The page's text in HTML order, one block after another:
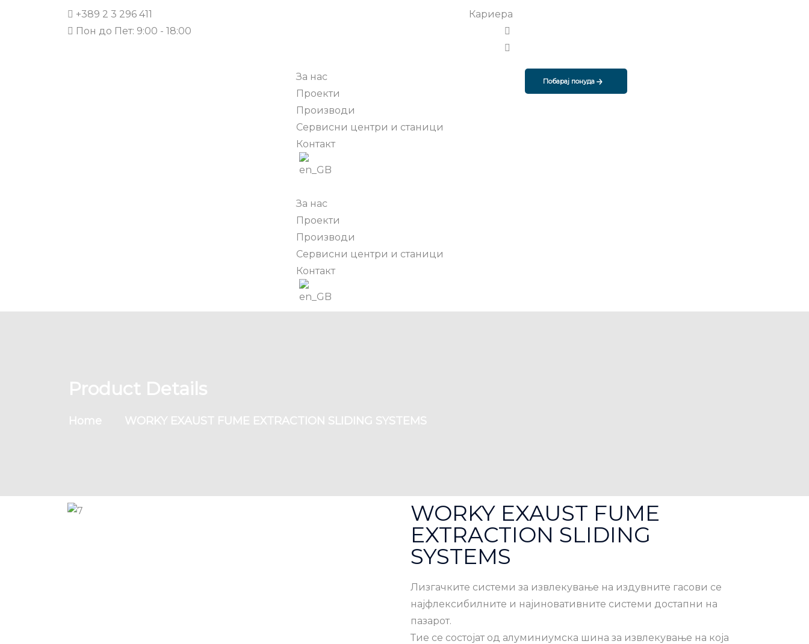
+389 2 3 296 411
Пон до Пет: 9:00 - 18:00
Кариера
За нас
Проекти
Производи
Сервисни центри и станици
Контакт
За нас
Проекти
Производи
Сервисни центри и станици
Контакт
Побарај понуда
Product Details
Home WORKY EXAUST FUME EXTRACTION SLIDING SYSTEMS
WORKY EXAUST FUME
EXTRACTION SLIDING
SYSTEMS
Лизгачките системи за извлекување на издувните гасови се
најфлексибилните и најиновативните системи достапни на
пазарот.
Тие се состојат од алуминиумска шина за извлекување на која